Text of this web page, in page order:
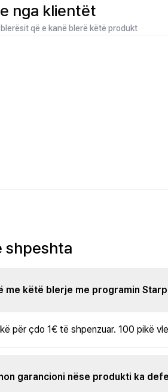
nga klientët
që e kanë blerë këtë produkt
shpeshta
me këtë blerje me programin
për çdo 1€ të shpenzuar. 100 pikë
garancioni nëse produkti ka